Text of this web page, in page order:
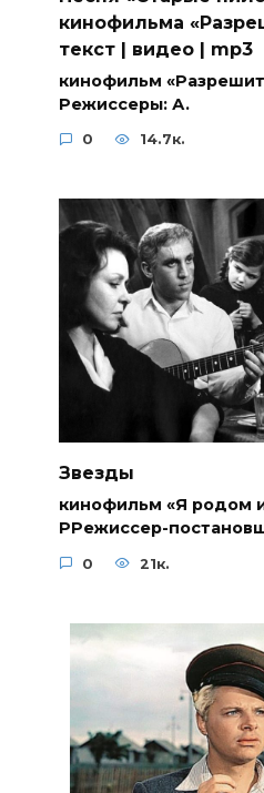
кинофильма
текст | видео | mp3
кинофильм
Режиссеры: А.
0 14.7к.
Звезды
кинофильм «Я родом
РРежиссер-
0 21к.